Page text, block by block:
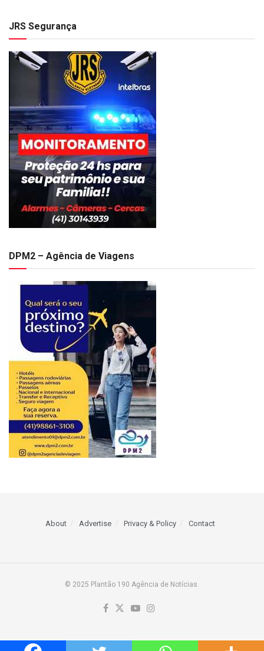
JRS Segurança
DPM2 – Agência de Viagens
About Advertise Privacy & Policy Contact
© 2025 Plantão 190 Agência de Notícias.